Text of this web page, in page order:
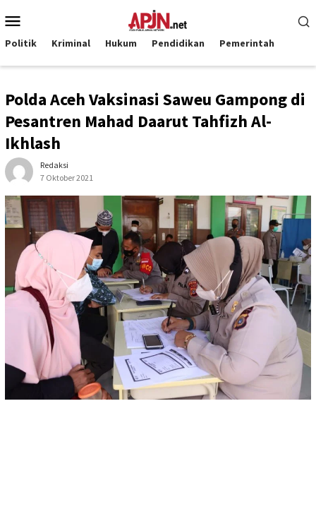
ke
kontenMobile
Politik Kriminal Hukum Pendidikan Pemerintah
Polda Aceh Vaksinasi Saweu Gampong di
Pesantren Mahad Daarut Tahfizh Al-
Ikhlash
Redaksi
7 Oktober 2021